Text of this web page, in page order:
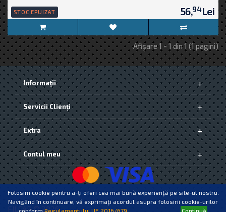
STOC EPUIZAT 56,94Lei
Afişare 1 - 1 din 1 (1 pagini)
Folosim cookie pentru a-ți oferi cea mai bună experiență pe site-ul nostru.
Navigând în continuare, vă exprimați acordul asupra folosirii cookie-urilor
conformRegulamentului UE 2016/679. Continuă
Informaţii
Despre Noi
Livrarea produselor
Politica de Confidențialitate și Protecția Datelor [GDPR]
Termeni si conditii
Politica cookie-uri
Servicii Clienţi
Contact
Returnări
ANPC
Extra
Producători
Vouchere cadou
Oferte speciale
Contul meu
Contul meu
Istoric comenzi
Wish List
Newsletter
FILCAR © 2026